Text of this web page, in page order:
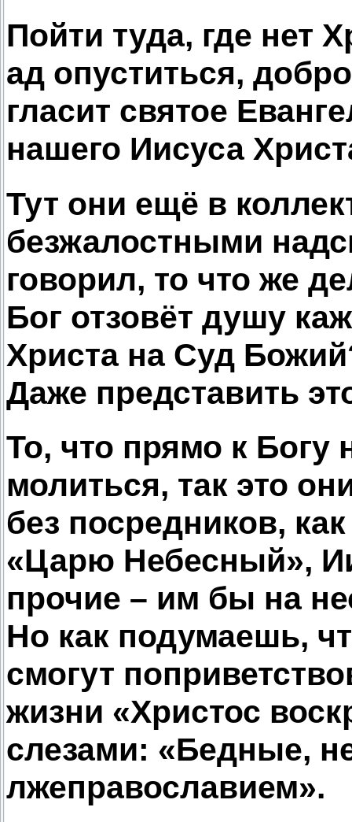
Пойти туда, где нет
ад опуститься,
гласит святое
нашего Иисуса
Тут они ещё в
безжалостными
говорил, то что же
Бог отзовёт душу
Христа на Суд
Даже представить
То, что прямо к Богу
молиться, так это
без посредников,
«Царю Небесный»,
прочие – им бы на
Но как подумаешь,
смогут
жизни «Христос
слезами: «Бедные,
лжеправославием».